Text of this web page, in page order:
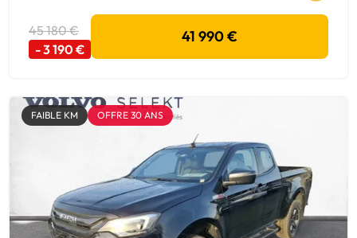
45 180 €
- 3 190 €
41 990 €
FAIBLE KM OFFRE 30 ANS